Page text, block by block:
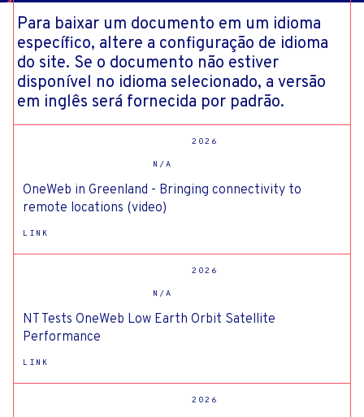
ENTRE EM CONTATO
FILTROS
ORDENAR POR
ANO
TIPO DE DOCUMENTO
FORMATO
Para baixar um documento em um idioma
específico, altere a configuração de idioma
do site. Se o documento não estiver
disponível no idioma selecionado, a versão
em inglês será fornecida por padrão.
2026
OneWeb in Greenland - Bringing connectivity to
remote locations (video)
N/A
LINK
2026
NT Tests OneWeb Low Earth Orbit Satellite
Performance
N/A
LINK
2026